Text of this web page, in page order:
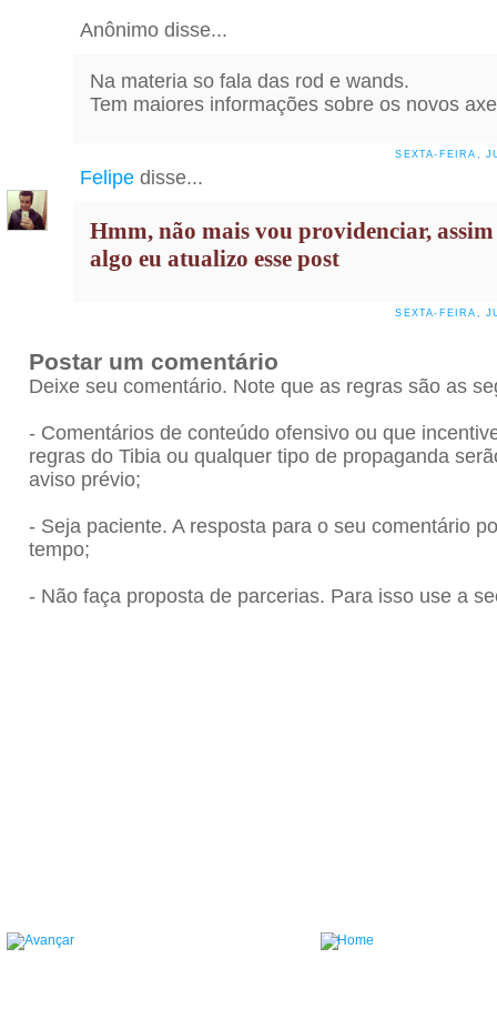
Anônimo disse...
Na materia so fala das rod e wands.
Tem maiores informações sobre os novos
SEXTA-FEIRA,
Felipe disse...
Hmm, não mais vou providenciar,
algo eu atualizo esse post
SEXTA-FEIRA,
Postar um comentário
Deixe seu comentário. Note que as regras são as
- Comentários de conteúdo ofensivo ou que
regras do Tibia ou qualquer tipo de propaganda
aviso prévio;
- Seja paciente. A resposta para o seu comentário
tempo;
- Não faça proposta de parcerias. Para isso use a